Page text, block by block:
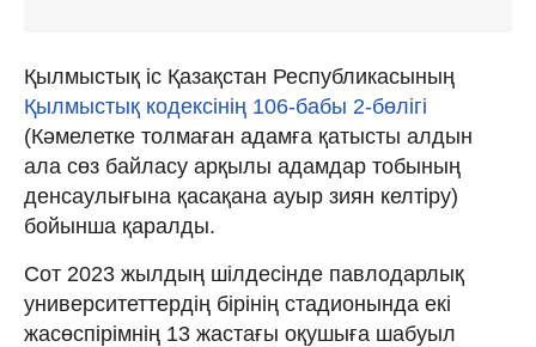
Қылмыстық іс Қазақстан Республикасының
Қылмыстық кодексінің 106-бабы 2-бөлігі
(Кәмелетке толмаған адамға қатысты алдын
ала сөз байласу арқылы адамдар тобының
денсаулығына қасақана ауыр зиян келтіру)
бойынша қаралды.
Сот 2023 жылдың шілдесінде павлодарлық
университеттердің бірінің стадионында екі
жасөспірімнің 13 жастағы оқушыға шабуыл